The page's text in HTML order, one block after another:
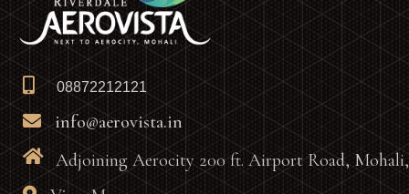
08872212121
info@aerovista.in
Adjoining Aerocity 200 ft. Airport Road,